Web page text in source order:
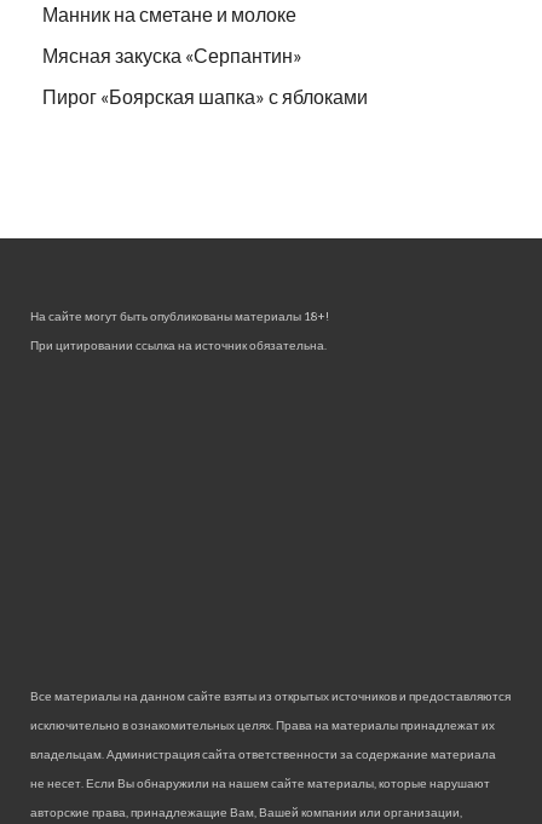
Манник на сметане и молоке
Мясная закуска «Серпантин»
Пирог «Боярская шапка» с яблоками
На сайте могут быть опубликованы материалы 18+!
При цитировании ссылка на источник обязательна.
Все материалы на данном сайте взяты из открытых источников и предоставляются
исключительно в ознакомительных целях. Права на материалы принадлежат их
владельцам. Администрация сайта ответственности за содержание материала
не несет. Если Вы обнаружили на нашем сайте материалы, которые нарушают
авторские права, принадлежащие Вам, Вашей компании или организации,